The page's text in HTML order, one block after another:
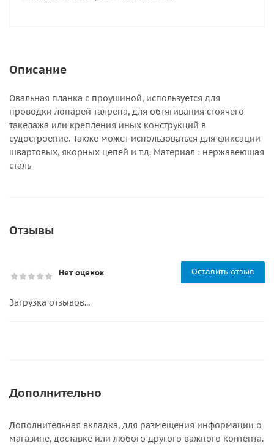
Описание
Овальная планка с проушиной, используется для
проводки лопарей талрепа, для обтягивания стоячего
такелажа или крепления иных конструкций в
судостроение. Также может использоваться для фиксации
швартовых, якорных цепей и т.д. Материал : нержавеющая
сталь
Отзывы
Нет оценок Оставить отзыв
Загрузка отзывов...
Дополнительно
Дополнительная вкладка, для размещения информации о
магазине, доставке или любого другого важного контента.